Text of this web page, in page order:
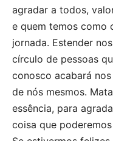
agradar a todos,
e quem temos como
jornada. Estender
círculo de pessoas
conosco acabará
de nós mesmos.
essência, para
coisa que